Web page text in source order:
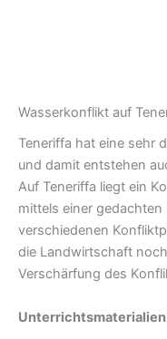
Wasserkonflikt auf
Teneriffa hat eine sehr
und damit entstehen
Auf Teneriffa liegt ein
mittels einer gedachten
verschiedenen
die Landwirtschaft
Verschärfung des